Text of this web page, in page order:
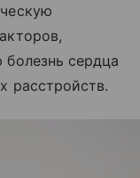
сердца
расстройств.